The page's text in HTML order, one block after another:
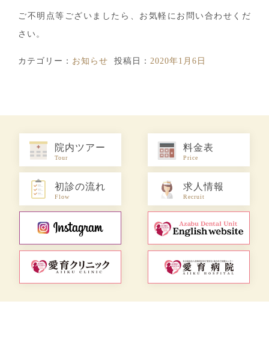
ご不明点等ございましたら、お気軽にお問い合わせくだ
さい。
カテゴリー： お知らせ 投稿日： 2020年1月6日
院内ツアー
Tour
料金表
Price
初診の流れ
Flow
求人情報
Recruit